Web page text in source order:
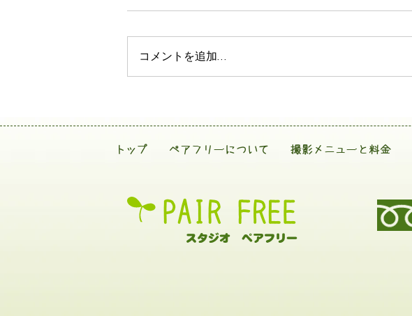
コメントを追加…
トップ ペアフリーについて 撮影メニューと料金